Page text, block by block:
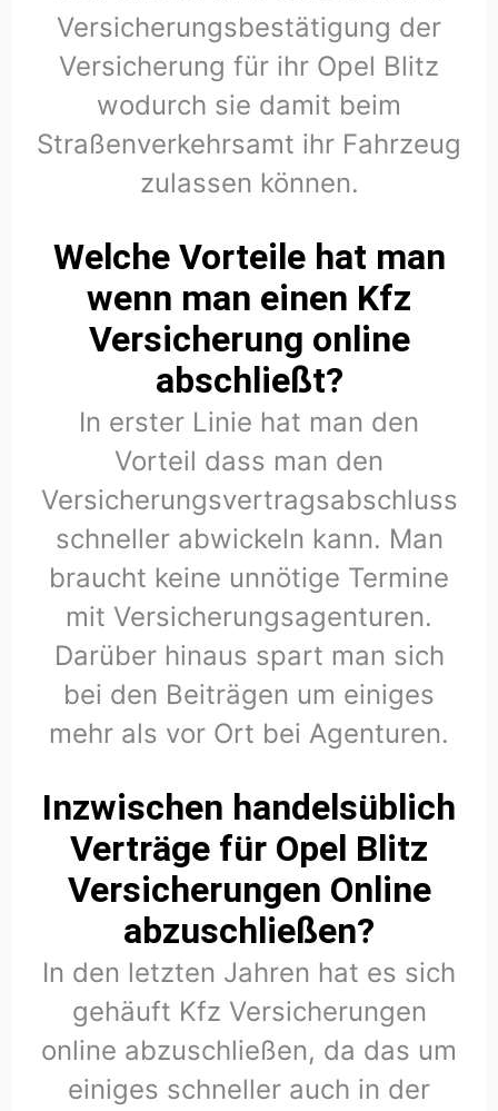
Versicherungsbestätigung der
Versicherung für ihr Opel Blitz
wodurch sie damit beim
Straßenverkehrsamt ihr Fahrzeug
zulassen können.
Welche Vorteile hat man
wenn man einen Kfz
Versicherung online
abschließt?
In erster Linie hat man den
Vorteil dass man den
Versicherungsvertragsabschluss
schneller abwickeln kann. Man
braucht keine unnötige Termine
mit Versicherungsagenturen.
Darüber hinaus spart man sich
bei den Beiträgen um einiges
mehr als vor Ort bei Agenturen.
Inzwischen handelsüblich
Verträge für Opel Blitz
Versicherungen Online
abzuschließen?
In den letzten Jahren hat es sich
gehäuft Kfz Versicherungen
online abzuschließen, da das um
einiges schneller auch in der